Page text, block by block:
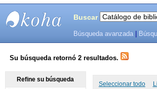
SISTEMAS
DE
Buscar
Búsqueda avanzada
Su búsqueda retornó 2 resultados.
Seleccionar todo
Refine su búsqueda